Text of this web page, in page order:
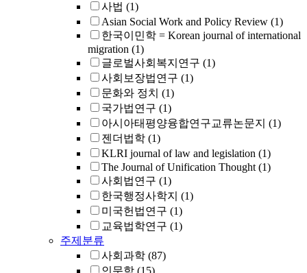
사법 (1)
Asian Social Work and Policy Review (1)
한국이민학 = Korean journal of international
migration (1)
글로벌사회복지연구 (1)
사회보장법연구 (1)
문화와 정치 (1)
국가법연구 (1)
아시아태평양융합연구교류논문지 (1)
젠더법학 (1)
KLRI journal of law and legislation (1)
The Journal of Unification Thought (1)
사회법연구 (1)
한국행정사학지 (1)
미국헌법연구 (1)
교육법학연구 (1)
주제분류
사회과학 (87)
인문학 (15)